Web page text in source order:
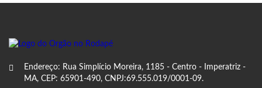
Endereço: Rua Simplício Moreira, 1185 - Centro - Imperatriz -
MA, CEP: 65901-490, CNPJ:69.555.019/0001-09.